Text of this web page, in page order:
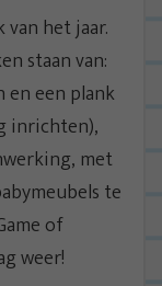
het jaar.
staan van:
en een plank
inrichten),
met
te
of
weer!